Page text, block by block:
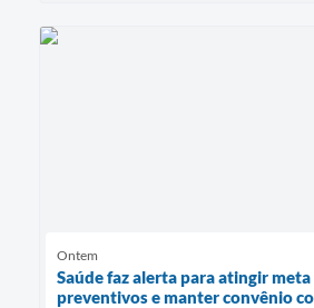
Ontem
Saúde faz alerta para atingir meta
preventivos e manter convênio